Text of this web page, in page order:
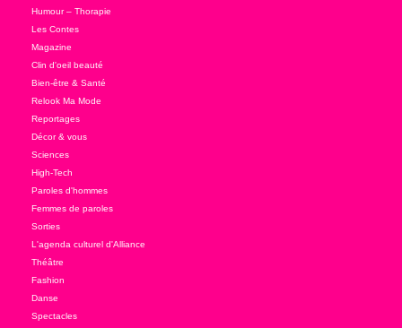
Humour – Thorapie
Les Contes
Magazine
Clin d'oeil beauté
Bien-être & Santé
Relook Ma Mode
Reportages
Décor & vous
Sciences
High-Tech
Paroles d'hommes
Femmes de paroles
Sorties
L'agenda culturel d'Alliance
Théâtre
Fashion
Danse
Spectacles